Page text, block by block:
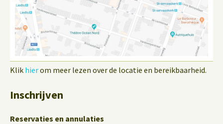
Klik hierom meer lezen over de locatie en bereikbaarheid.
Inschrijven
Reservaties en annulaties